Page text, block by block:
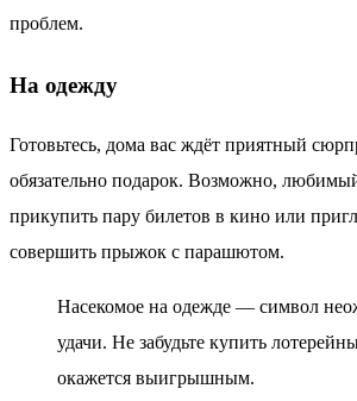
проблем.
На одежду
Готовьтесь, дома вас ждёт приятный
обязательно подарок. Возможно,
прикупить пару билетов в кино или
совершить прыжок с парашютом.
Насекомое на одежде — символ
удачи. Не забудьте купить
окажется выигрышным.